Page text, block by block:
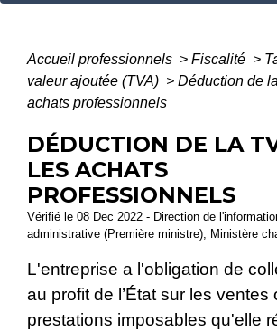
Accueil professionnels > Fiscalité >
valeur ajoutée (TVA) > Déduction de
achats professionnels
DÉDUCTION DE LA
LES ACHATS
PROFESSIONNELS
Vérifié le 08 Dec 2022 - Direction de
administrative (Première ministre), Ministère
L'entreprise a l'obligation de
au profit de l’État sur les ventes
prestations imposables qu'elle